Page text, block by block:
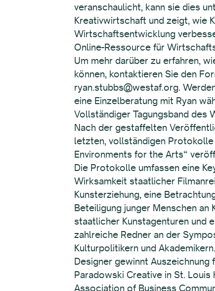
veranschaulicht, kann sie dies
Kreativwirtschaft und zeigt, wie
Wirtschaftsentwicklung
Online-Ressource für
Um mehr darüber zu erfahren,
können, kontaktieren Sie den
ryan.stubbs@westaf.org.
eine Einzelberatung mit Ryan
Vollständiger Tagungsband des
Nach der gestaffelten
letzten, vollständigen Protokolle
Environments for the Arts“
Die Protokolle umfassen eine
Wirksamkeit staatlicher
Kunsterziehung, eine
Beteiligung junger Menschen an
staatlicher Kunstagenturen und
zahlreiche Redner an der
Kulturpolitikern und
Designer gewinnt
Paradowski Creative in St.
Association of Business